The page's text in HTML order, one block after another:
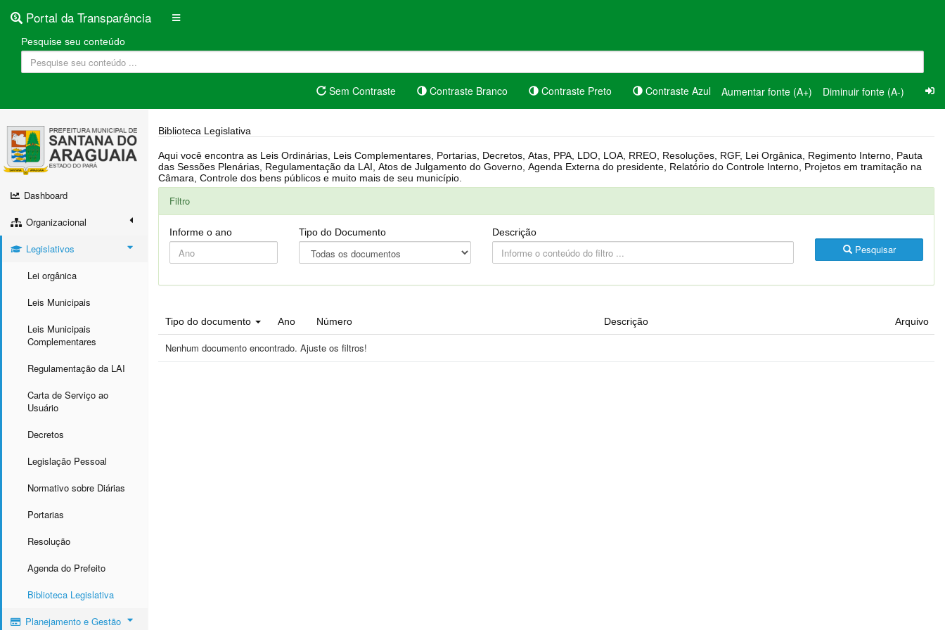
Portal da Transparência
Pesquise seu conteúdo
Sem Contraste Contraste Branco Contraste Preto Contraste Azul Aumentar fonte (A+) Diminuir fonte (A-)
Dashboard
Organizacional
Legislativos
Lei orgânica
Leis Municipais
Leis Municipais
Complementares
Regulamentação da LAI
Carta de Serviço ao
Usuário
Decretos
Legislação Pessoal
Normativo sobre Diárias
Portarias
Resolução
Agenda do Prefeito
Biblioteca Legislativa
Planejamento e Gestão
Biblioteca Legislativa
Aqui você encontra as Leis Ordinárias, Leis Complementares, Portarias, Decretos, Atas, PPA, LDO, LOA, RREO, Resoluções, RGF, Lei Orgânica, Regimento Interno, Pauta
das Sessões Plenárias, Regulamentação da LAI, Atos de Julgamento do Governo, Agenda Externa do presidente, Relatório do Controle Interno, Projetos em tramitação na
Câmara, Controle dos bens públicos e muito mais de seu município.
Filtro
Informe o ano Tipo do Documento Descrição
Pesquisar
Tipo do documento Ano Número Descrição Arquivo
Nenhum documento encontrado. Ajuste os filtros!